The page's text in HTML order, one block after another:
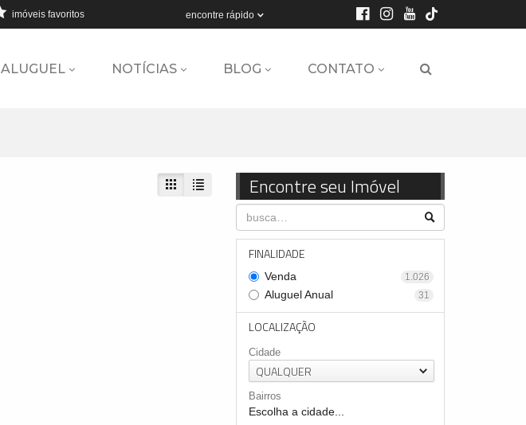
encontre rápido
imóveis favoritos
ALUGUEL NOTÍCIAS BLOG CONTATO
Encontre seu Imóvel
FINALIDADE
Venda 1.026
Aluguel Anual 31
LOCALIZAÇÃO
Cidade
QUALQUER
Bairros
Escolha a cidade...